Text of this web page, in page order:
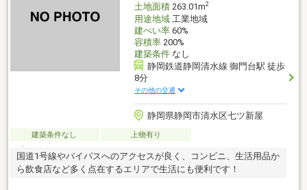
土地面積263.01m2
用途地域工業地域
建ぺい率60%
容積率200%
建築条件なし
静岡鉄道静岡清水線 御門台駅 徒歩
8分
その他の交通
静岡県静岡市清水区七ツ新屋
建築条件なし 上物有り
国道1号線やバイパスへのアクセスが良く、コンビニ、生活用品か
ら飲食店など多く点在するエリアで生活にも便利です！